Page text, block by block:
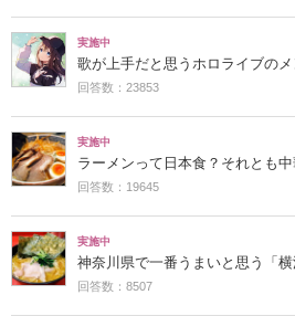
実施中
歌が上手だと思うホロライブのメ
回答数：23853
実施中
ラーメンって日本食？それとも中
回答数：19645
実施中
神奈川県で一番うまいと思う「
回答数：8507